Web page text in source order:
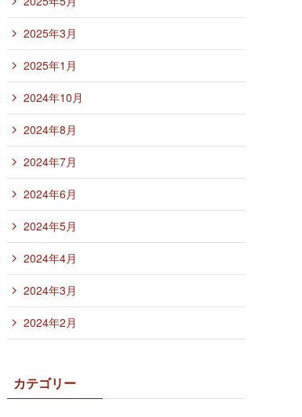
2025年3月
2025年1月
2024年10月
2024年8月
2024年7月
2024年6月
2024年5月
2024年4月
2024年3月
2024年2月
カテゴリー